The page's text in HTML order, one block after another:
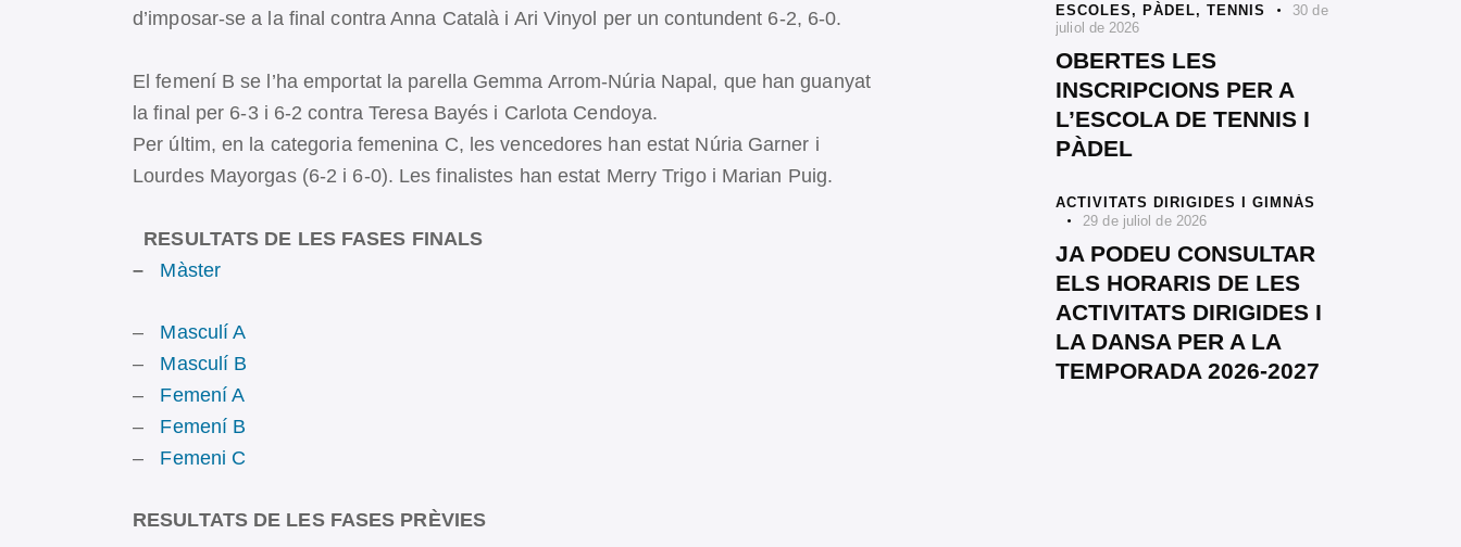
d’imposar-se a la final contra Anna Català i Ari Vinyol per un contundent 6-2, 6-0.
El femení B se l’ha emportat la parella Gemma Arrom-Núria Napal, que han guanyat
la final per 6-3 i 6-2 contra Teresa Bayés i Carlota Cendoya.
Per últim, en la categoria femenina C, les vencedores han estat Núria Garner i
Lourdes Mayorgas (6-2 i 6-0). Les finalistes han estat Merry Trigo i Marian Puig.
RESULTATS DE LES FASES FINALS
–
Màster
–
Masculí A
–
Masculí B
–
Femení A
–
Femení B
–
Femeni C
RESULTATS DE LES FASES PRÈVIES
ESCOLES, PÀDEL,TENNIS
30 de
juliol de 2026
OBERTES LES
INSCRIPCIONS PER A
L’ESCOLA DE TENNIS I
PÀDEL
ACTIVITATS DIRIGIDES I GIMNÀS
29 de juliol de 2026
JA PODEU CONSULTAR
ELS HORARIS DE LES
ACTIVITATS DIRIGIDES I
LA DANSA PER A LA
TEMPORADA 2026-2027